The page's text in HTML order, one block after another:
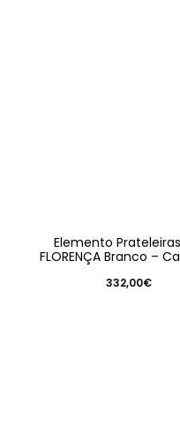
Elemento
FLORENÇA Branco –
332,00€